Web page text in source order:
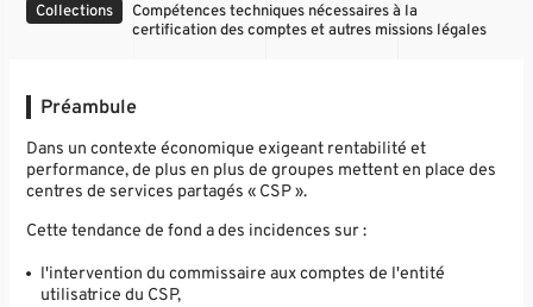
Collections
Compétences techniques nécessaires à la
certification des comptes et autres missions légales
Préambule
Dans un contexte économique exigeant rentabilité et
performance, de plus en plus de groupes mettent en place des
centres de services partagés « CSP ».
Cette tendance de fond a des incidences sur :
l'intervention du commissaire aux comptes de l'entité
utilisatrice du CSP,